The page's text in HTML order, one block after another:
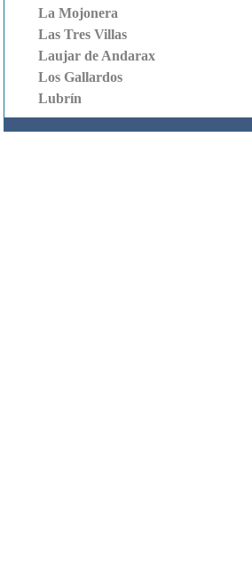
La Mojonera
Las Tres Villas
Laujar de Andarax
Los Gallardos
Lubrín